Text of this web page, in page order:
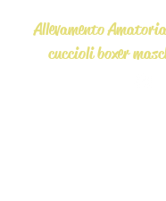
Allevamento
cuccioli boxer